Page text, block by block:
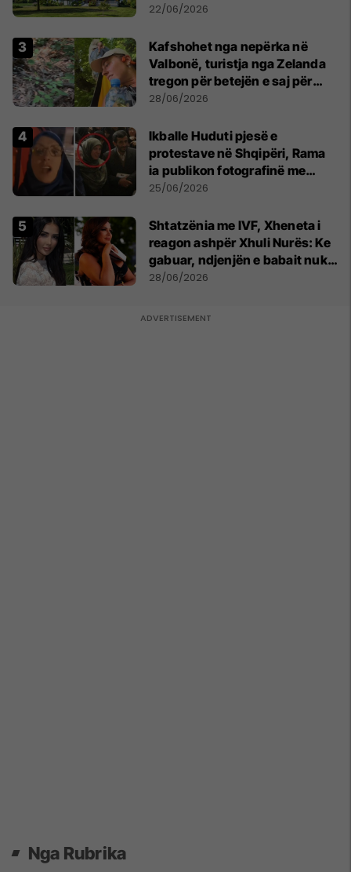
22/06/2026
Kafshohet nga nepërka në
Valbonë, turistja nga Zelanda
tregon për betejën e saj për
mbijetesë
28/06/2026
Ikballe Huduti pjesë e
protestave në Shqipëri, Rama
ia publikon fotografinë me
Ahmadinejadin e Iranit
25/06/2026
Shtatzënia me IVF, Xheneta i
reagon ashpër Xhuli Nurës: Ke
gabuar, ndjenjën e babait nuk
mund t'ia plotësosh kurrë
28/06/2026
Nga Rubrika